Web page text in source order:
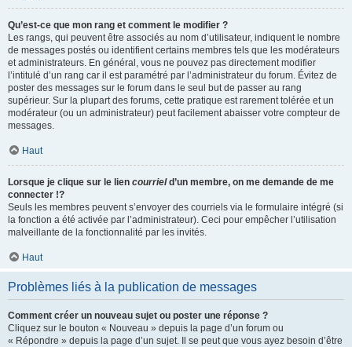
Qu’est-ce que mon rang et comment le modifier ?
Les rangs, qui peuvent être associés au nom d’utilisateur, indiquent le nombre
de messages postés ou identifient certains membres tels que les modérateurs
et administrateurs. En général, vous ne pouvez pas directement modifier
l’intitulé d’un rang car il est paramétré par l’administrateur du forum. Évitez de
poster des messages sur le forum dans le seul but de passer au rang
supérieur. Sur la plupart des forums, cette pratique est rarement tolérée et un
modérateur (ou un administrateur) peut facilement abaisser votre compteur de
messages.
Haut
Lorsque je clique sur le lien courrield’un membre, on me demande de me
connecter !?
Seuls les membres peuvent s’envoyer des courriels via le formulaire intégré (si
la fonction a été activée par l’administrateur). Ceci pour empêcher l’utilisation
malveillante de la fonctionnalité par les invités.
Haut
Problèmes liés à la publication de messages
Comment créer un nouveau sujet ou poster une réponse ?
Cliquez sur le bouton « Nouveau » depuis la page d’un forum ou
« Répondre » depuis la page d’un sujet. Il se peut que vous ayez besoin d’être